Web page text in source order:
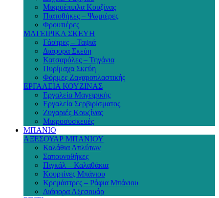
Μικροέπιπλα Κουζίνας
Πιατοθήκες – Ψωμιέρες
Φρουτιέρες
ΜΑΓΕΙΡΙΚΑ ΣΚΕΥΗ
Γάστρες – Ταψιά
Διάφορα Σκεύη
Κατσαρόλες – Τηγάνια
Πυρίμαχα Σκεύη
Φόρμες Ζαχαροπλαστικής
ΕΡΓΑΛΕΙΑ ΚΟΥΖΙΝΑΣ
Εργαλεία Μαγειρικής
Εργαλεία Σερβιρίσματος
Ζυγαριές Κουζίνας
Μικροσυσκευές
ΜΠΑΝΙΟ
ΑΞΕΣΟΥΑΡ ΜΠΑΝΙΟΥ
Καλάθια Απλύτων
Σαπουνοθήκες
Πιγκάλ – Καλαθάκια
Κουρτίνες Μπάνιου
Κρεμάστρες – Ράφια Μπάνιου
Διάφορα Αξεσουάρ